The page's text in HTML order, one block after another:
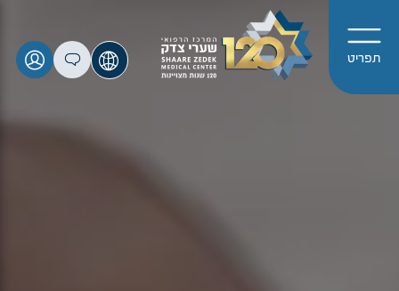
תפריט